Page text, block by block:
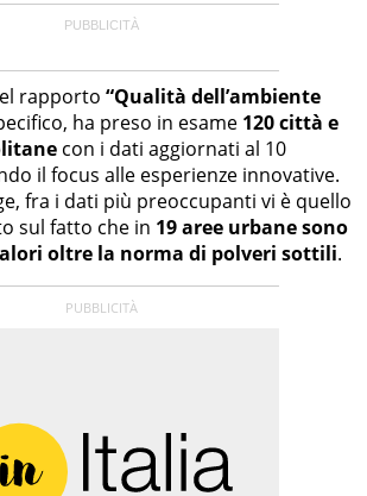
rapporto “Qualità dell’ambiente
ha preso in esame 120 città e
con i dati aggiornati al 10
il focus alle esperienze innovative.
fra i dati più preoccupanti vi è quello
sul fatto che in 19 aree urbane sono
oltre la norma di polveri sottili.